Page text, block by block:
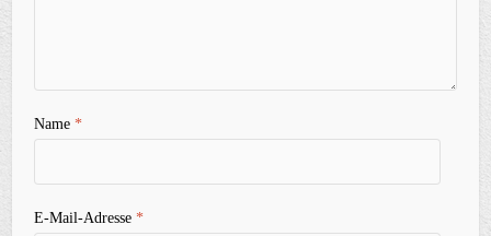
Name*
E-Mail-Adresse*